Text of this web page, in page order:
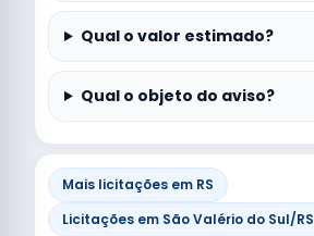
Qual o valor estimado?
Qual o objeto do aviso?
Mais licitações em RS
Licitações em São Valério do Sul/RS